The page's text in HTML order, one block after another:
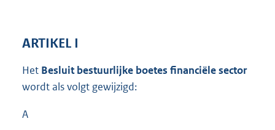
ARTIKEL I
Het Besluit bestuurlijke boetes financiële sector
wordt als volgt gewijzigd:
A